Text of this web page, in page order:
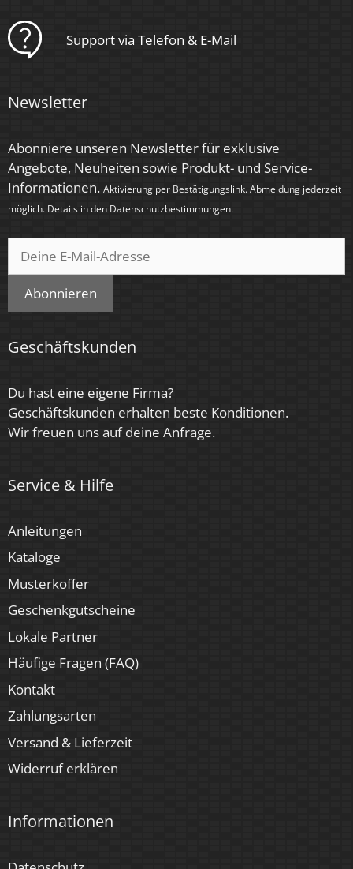
< 0,5 Sek.
Farbe
< 6 SDCM
Energieeffizienzklasse
G
Marke / Hersteller
Luxvenum
Ja
Support via Telefon & E-Mail
Newsletter
Abonniere unseren Newsletter für exklusive
Angebote, Neuheiten sowie Produkt- und Service-
Informationen. Aktivierung per Bestätigungslink. Abmeldung jederzeit
möglich. Details in den Datenschutzbestimmungen.
Abonnieren
Geschäftskunden
Du hast eine eigene Firma?
Geschäftskunden erhalten beste Konditionen.
Wir freuen uns auf deine Anfrage.
Service & Hilfe
Anleitungen
Kataloge
Musterkoffer
Geschenkgutscheine
Lokale Partner
Häufige Fragen (FAQ)
Kontakt
Zahlungsarten
Versand & Lieferzeit
Widerruf erklären
Informationen